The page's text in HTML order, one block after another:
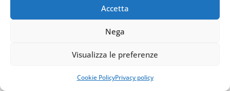
Accetta
Nega
Visualizza le preferenze
Cookie PolicyPrivacy policy
questa verifica minima:
Controllo
operativo
CU lavoro